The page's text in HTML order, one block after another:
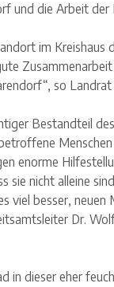
und die Arbeit der
im Kreishaus
so Landrat
Bestandteil
enorme
sie nicht alleine
viel besser,
Dr.
in dieser eher